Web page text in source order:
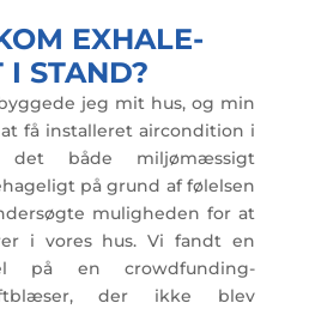
EXHALE-
I STAND?
jeg mit hus, og min
få installeret aircondition i
både miljømæssigt
på grund af følelsen
muligheden for at
i vores hus. Vi fandt en
på en crowdfunding-
der ikke blev